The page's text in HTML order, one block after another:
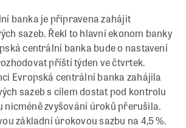
banka je připravena zahájit
sazeb. Řekl to hlavní ekonom banky
centrální banka bude o nastavení
příští týden ve čtvrtek.
Evropská centrální banka zahájila
sazeb s cílem dostat pod kontrolu
nicméně zvyšování úroků přerušila.
základní úrokovou sazbu na 4,5 %.